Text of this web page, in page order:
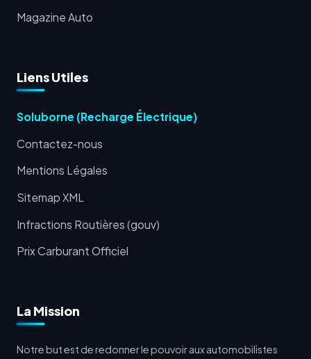
Magazine Auto
Liens Utiles
Soluborne (Recharge Électrique)
Contactez-nous
Mentions Légales
Sitemap XML
Infractions Routières (gouv)
Prix Carburant Officiel
La Mission
Notre but est de redonner le pouvoir aux automobilistes